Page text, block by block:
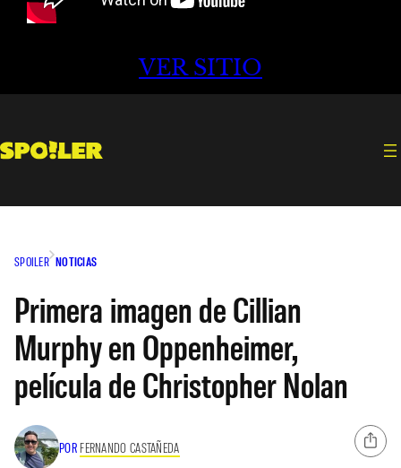
VER SITIO
SPOILER NOTICIAS
Primera imagen de Cillian
Murphy en Oppenheimer,
película de Christopher Nolan
POR FERNANDO CASTAÑEDA